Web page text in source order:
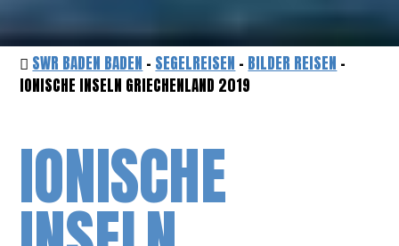
SWR BADEN BADEN - SEGELREISEN - BILDER REISEN -
IONISCHE INSELN GRIECHENLAND 2019
IONISCHE